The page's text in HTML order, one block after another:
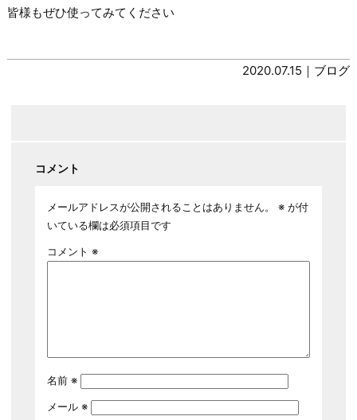
皆様もぜひ使ってみてください
2020.07.15｜ ブログ
コメント
メールアドレスが公開されることはありません。 ※が付
いている欄は必須項目です
コメント ※
名前 ※
メール ※